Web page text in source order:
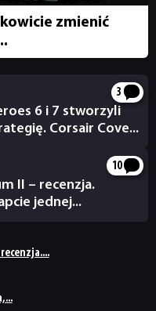
zmienić
3
6 i 7 stworzyli
Corsair Cove...
10
II – recenzja.
jednej...
recenzja....